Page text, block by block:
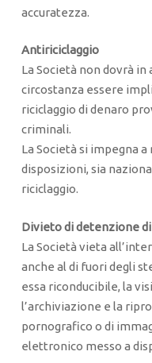
accuratezza.
Antiriciclaggio
La Società non dovrà in
circostanza essere
riciclaggio di denaro
criminali.
La Società si impegna
disposizioni, sia
riciclaggio.
Divieto di detenzione
La Società vieta
anche al di fuori degli
essa riconducibile, la
l’archiviazione e la
pornografico o di
elettronico messo a